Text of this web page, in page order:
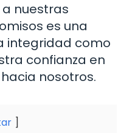
nuestras
es una
integridad como
confianza en
nosotros.